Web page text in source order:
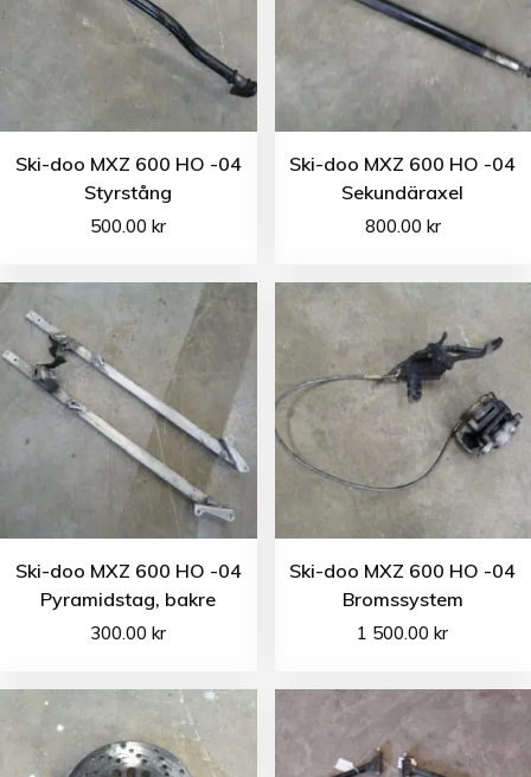
Ski-doo MXZ 600 HO -04
Styrstång
500.00kr
Ski-doo MXZ 600 HO -04
Sekundäraxel
800.00 kr
Ski-doo MXZ 600 HO -04
Pyramidstag, bakre
300.00kr
Ski-doo MXZ 600 HO -04
Bromssystem
1 500.00kr